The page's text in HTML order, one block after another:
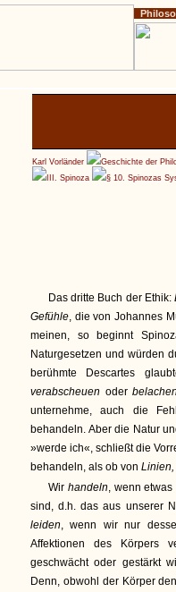
Karl Vorländer
Geschichte der
III. Spinoza
§ 10. Spinozas
Das dritte Buch der Ethik:
Gefühle, die von Johannes
meinen, so beginnt
Naturgesetzen und würden
berühmte Descartes
verabscheuen oder
unternehme, auch die
behandeln. Aber die Natur
»werde ich«, schließt die
behandeln, als ob von
Wir handeln, wenn
sind, d.h. das aus unserer
leiden, wenn wir nur
Affektionen des Körpers
geschwächt oder gestärkt
Denn, obwohl der Körper